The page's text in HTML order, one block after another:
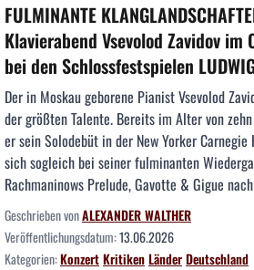
FULMINANTE
Klavierabend Vsevolod Zavidov im
bei den Schlossfestspielen
Der in Moskau geborene Pianist Vsevolod
der größten Talente. Bereits im Alter von
er sein Solodebüt in der New Yorker Carnegie
sich sogleich bei seiner fulminanten
Rachmaninows Prelude, Gavotte & Gigue
Geschrieben vonALEXANDER WALTHER
Veröffentlichungsdatum:13.06.2026
Kategorien:KonzertKritikenLänderDeutschland